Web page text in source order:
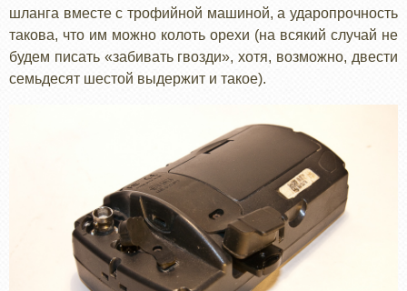
шланга вместе с трофийной машиной, а ударопрочность
такова, что им можно колоть орехи (на всякий случай не
будем писать «забивать гвозди», хотя, возможно, двести
семьдесят шестой выдержит и такое).